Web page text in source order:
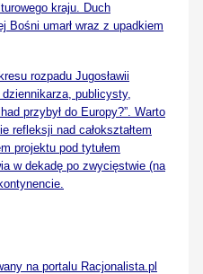
kraju. Duch
Bośni umarł wraz z upadkiem
rozpadu Jugosławii
publicysty,
przybył do Europy?”. Warto
refleksji nad całokształtem
projektu pod tytułem
w dekadę po zwycięstwie (na
na portalu Racjonalista.pl